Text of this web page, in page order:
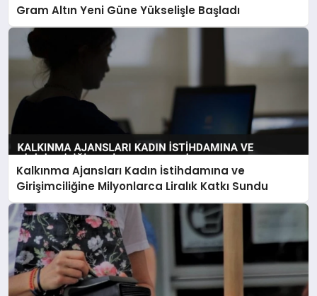
Gram Altın Yeni Güne Yükselişle Başladı
Kalkınma Ajansları Kadın İstihdamına ve
Girişimciliğine Milyonlarca Liralık Katkı Sundu